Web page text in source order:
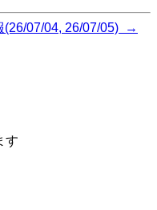
(26/07/04, 26/07/05)
→
す